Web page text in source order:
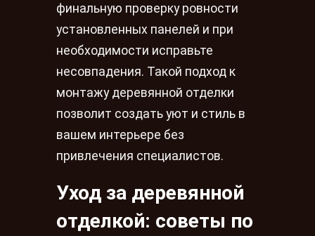
финальную проверку ровности
установленных панелей и при
необходимости исправьте
несовпадения. Такой подход к
монтажу деревянной отделки
позволит создать уют и стиль в
вашем интерьере без
привлечения специалистов.
Уход за деревянной
отделкой: советы по